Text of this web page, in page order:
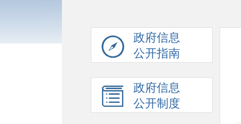
政府信息
公开指南
政府信息
公开制度